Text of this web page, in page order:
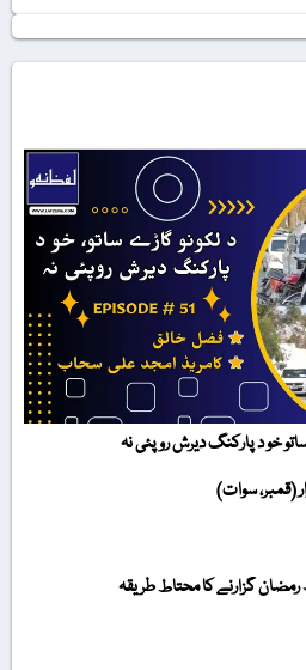
خو د پارکنگ دیرش روپئی نہ
(قمبر، سوات)
گزارنے کا محتاط طریقہ